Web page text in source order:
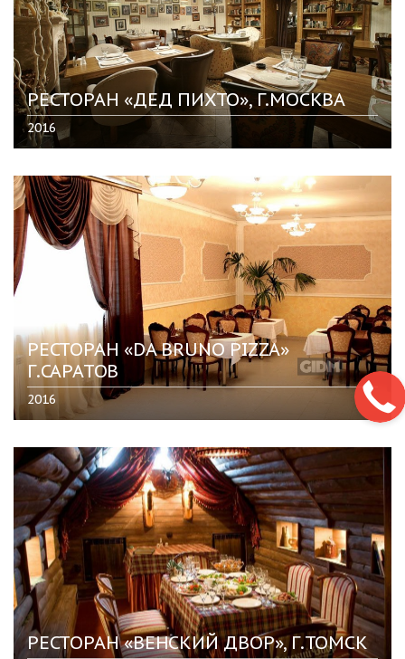
РЕСТОРАН «ДЕД ПИХТО», Г.МОСКВА
2016
РЕСТОРАН «DA BRUNO PIZZA»
Г.САРАТОВ
2016
РЕСТОРАН «ВЕНСКИЙ ДВОР», Г.ТОМСК